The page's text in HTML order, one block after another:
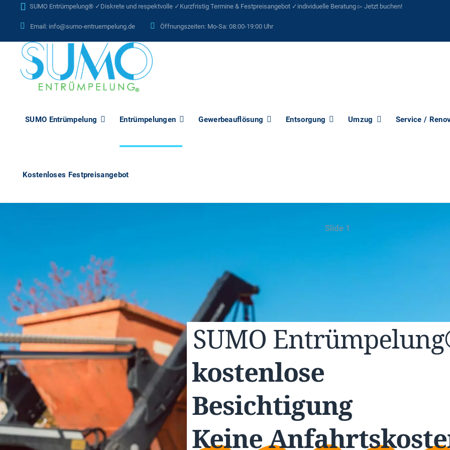
SUMO Entrümpelung® ✓Diskrete und respektvolle ✓Kurzfristig Termine & Festpreisangebot ✓individuelle Beratung ▻ Jetzt buchen!
Email: info@sumo-entruempelung.de Öffnungszeiten: Mo-Sa: 08:00-19:00 Uhr
SUMO Entrümpelung Entrümpelungen Gewerbeauflösung Entsorgung Umzug Service /
Kostenloses Festpreisangebot
Slide 1
SUMO
kostenlose
Besichtigung
Keine